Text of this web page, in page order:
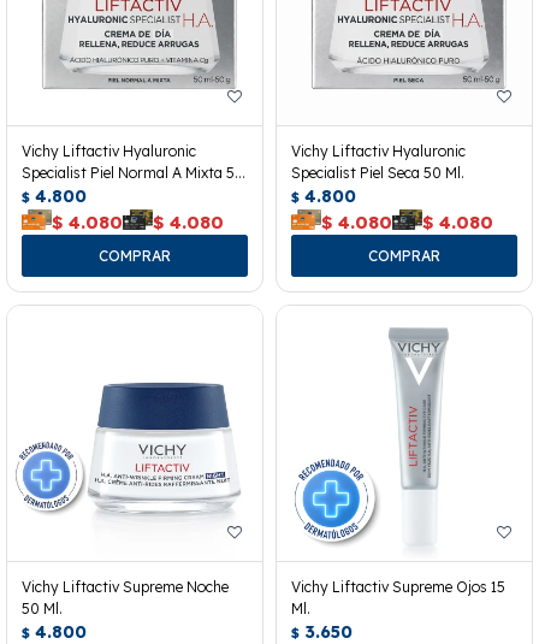
Vichy Liftactiv Hyaluronic
Specialist Piel Normal A Mixta 50
Ml.
$ 4.800
$ 4.080 $ 4.080
Vichy Liftactiv Hyaluronic
Specialist Piel Seca 50 Ml.
$ 4.800
$ 4.080 $ 4.080
Vichy Liftactiv Supreme Noche
50 Ml.
$ 4.800
Vichy Liftactiv Supreme Ojos 15
Ml.
$ 3.650